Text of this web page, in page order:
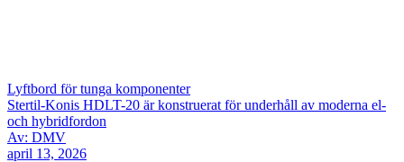
Lyftbord för tunga komponenter
Stertil-Konis HDLT-20 är konstruerat för underhåll av moderna el-
och hybridfordon
Av: DMV
april 13, 2026